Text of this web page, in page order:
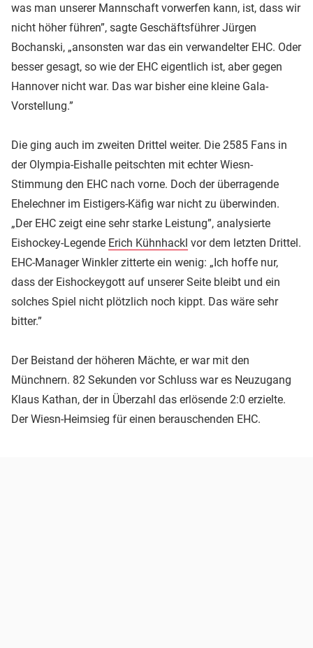
was man unserer Mannschaft vorwerfen kann, ist, dass wir
nicht höher führen”, sagte Geschäftsführer Jürgen
Bochanski, „ansonsten war das ein verwandelter EHC. Oder
besser gesagt, so wie der EHC eigentlich ist, aber gegen
Hannover nicht war. Das war bisher eine kleine Gala-
Vorstellung.”
Die ging auch im zweiten Drittel weiter. Die 2585 Fans in
der Olympia-Eishalle peitschten mit echter Wiesn-
Stimmung den EHC nach vorne. Doch der überragende
Ehelechner im Eistigers-Käfig war nicht zu überwinden.
„Der EHC zeigt eine sehr starke Leistung”, analysierte
Eishockey-Legende Erich Kühnhackl vor dem letzten Drittel.
EHC-Manager Winkler zitterte ein wenig: „Ich hoffe nur,
dass der Eishockeygott auf unserer Seite bleibt und ein
solches Spiel nicht plötzlich noch kippt. Das wäre sehr
bitter.”
Der Beistand der höheren Mächte, er war mit den
Münchnern. 82 Sekunden vor Schluss war es Neuzugang
Klaus Kathan, der in Überzahl das erlösende 2:0 erzielte.
Der Wiesn-Heimsieg für einen berauschenden EHC.